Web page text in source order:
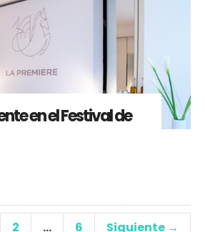
en el Festival de
2 … 6 Siguiente →